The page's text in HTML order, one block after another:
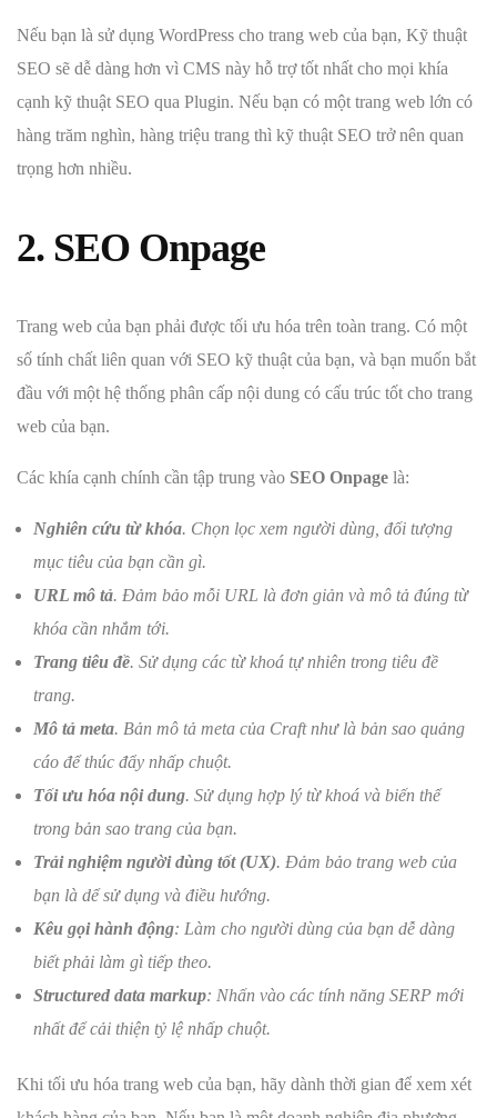
Nếu bạn là sử dụng WordPress cho trang web của bạn, Kỹ thuật
SEO sẽ dễ dàng hơn vì CMS này hỗ trợ tốt nhất cho mọi khía
cạnh kỹ thuật SEO qua Plugin. Nếu bạn có một trang web lớn có
hàng trăm nghìn, hàng triệu trang thì kỹ thuật SEO trở nên quan
trọng hơn nhiều.
2. SEO Onpage
Trang web của bạn phải được tối ưu hóa trên toàn trang. Có một
số tính chất liên quan với SEO kỹ thuật của bạn, và bạn muốn bắt
đầu với một hệ thống phân cấp nội dung có cấu trúc tốt cho trang
web của bạn.
Các khía cạnh chính cần tập trung vào SEO Onpage là:
Nghiên cứu từ khóa. Chọn lọc xem người dùng, đối tượng
mục tiêu của bạn cần gì.
URL mô tả. Đảm bảo mỗi URL là đơn giản và mô tả đúng từ
khóa cần nhắm tới.
Trang tiêu đề. Sử dụng các từ khoá tự nhiên trong tiêu đề
trang.
Mô tả meta. Bản mô tả meta của Craft như là bản sao quảng
cáo để thúc đẩy nhấp chuột.
Tối ưu hóa nội dung. Sử dụng hợp lý từ khoá và biến thể
trong bản sao trang của bạn.
Trải nghiệm người dùng tốt (UX). Đảm bảo trang web của
bạn là dể sử dụng và điều hướng.
Kêu gọi hành động: Làm cho người dùng của bạn dễ dàng
biết phải làm gì tiếp theo.
Structured data markup: Nhấn vào các tính năng SERP mới
nhất để cải thiện tỷ lệ nhấp chuột.
Khi tối ưu hóa trang web của bạn, hãy dành thời gian để xem xét